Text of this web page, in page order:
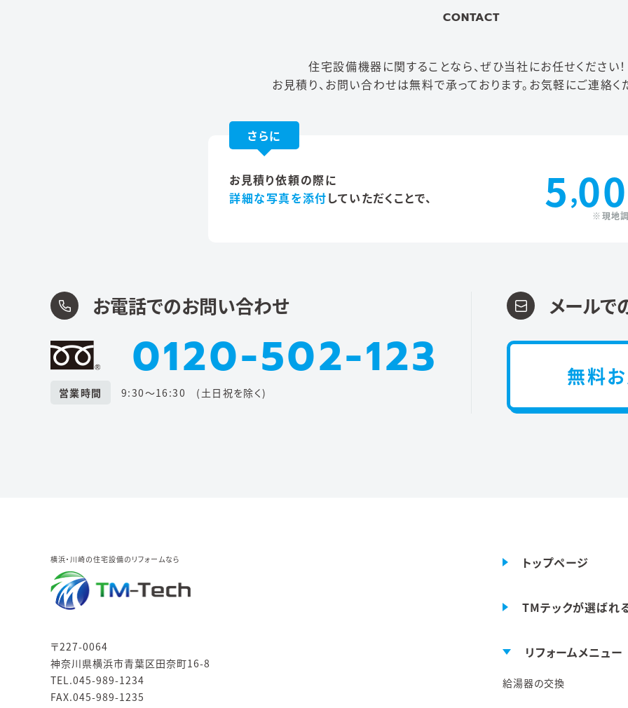
CONTACT
住宅設備機器に関することなら、ぜひ当社にお任せください！
お見積り、 お問い合わせは無料で承っております。 お気軽にご連絡く
さらに
お見積り依頼の際に
詳細な写真を添付していただくことで、 5,
※現地
お電話でのお問い合わせ
0120-502-123
営業時間 9:30〜16:30 (土日祝を除く)
メールで
無料
横浜・川崎の住宅設備のリフォームなら
〒227-0064
神奈川県横浜市青葉区田奈町16-8
TEL.045-989-1234
FAX.045-989-1235
トップページ
TMテックが選ばれ
リフォームメニュー
給湯器の交換